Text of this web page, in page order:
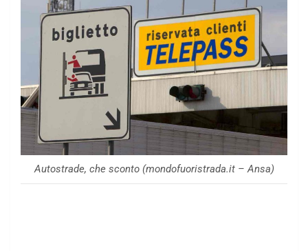
Autostrade, che sconto (mondofuoristrada.it – Ansa)